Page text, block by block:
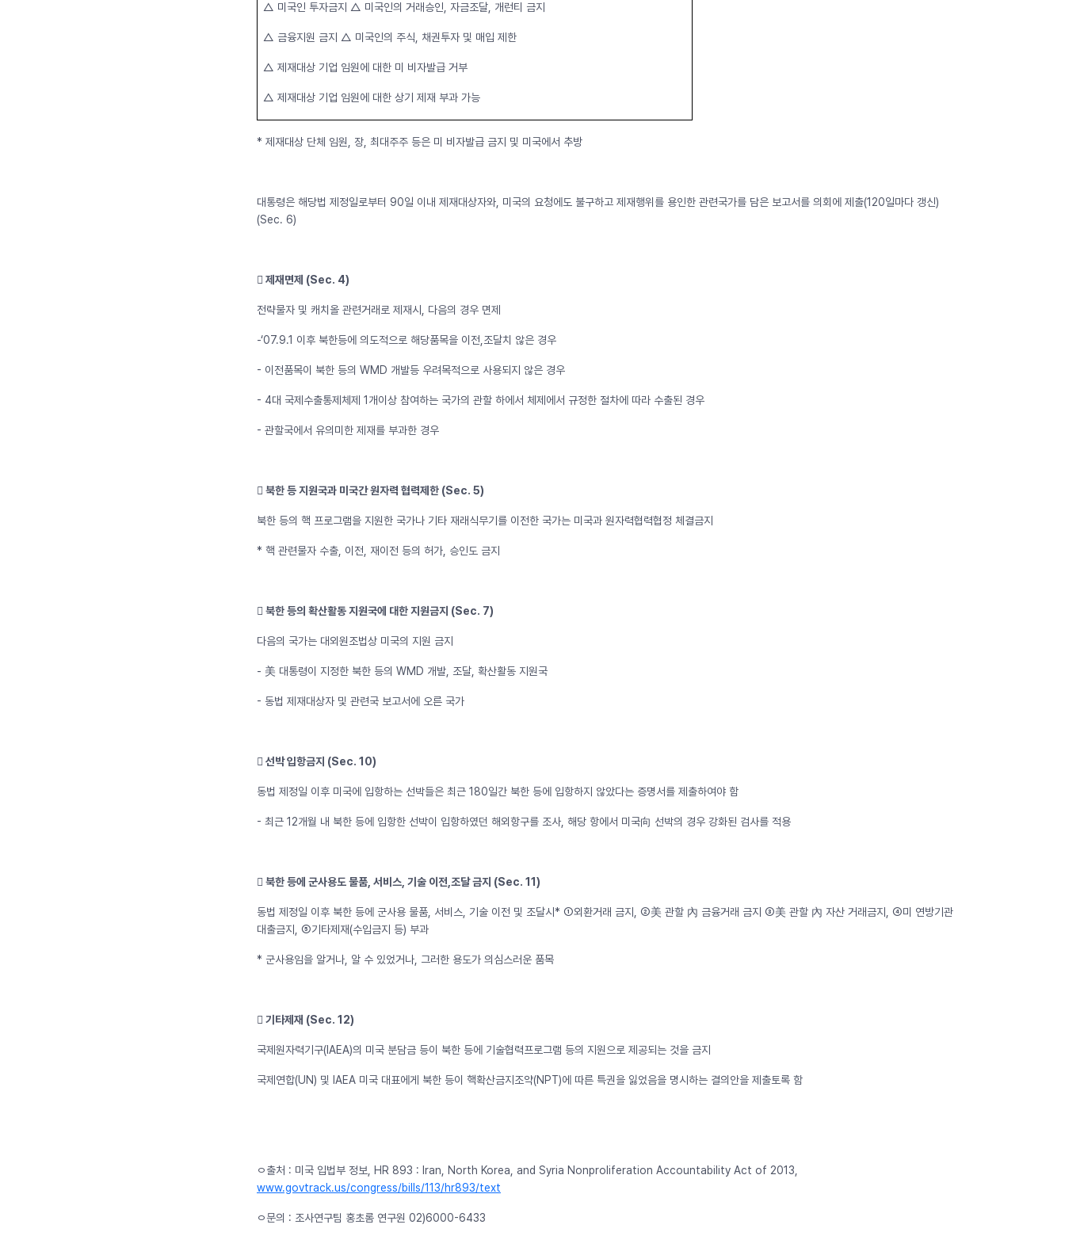
△ 미국인 투자금지 △ 미국인의 거래승인, 자금조달, 개런티 금지
△ 금융지원 금지 △ 미국인의 주식, 채권투자 및 매입 제한
△ 제재대상 기업 임원에 대한 미 비자발급 거부
△ 제재대상 기업 임원에 대한 상기 제재 부과 가능
* 제재대상 단체 임원, 장, 최대주주 등은 미 비자발급 금지 및 미국에서 추방
대통령은 해당법 제정일로부터 90일 이내 제재대상자와, 미국의 요청에도 불구하고 제재행위를 용인한 관련국가를 담은 보고서를 의회에 제출(120일마다 갱신)
(Sec. 6)
󰊴 제재면제 (Sec. 4)
전략물자 및 캐치올 관련거래로 제재시, 다음의 경우 면제
-‘07.9.1 이후 북한등에 의도적으로 해당품목을 이전,조달치 않은 경우
- 이전품목이 북한 등의 WMD 개발등 우려목적으로 사용되지 않은 경우
- 4대 국제수출통제체제 1개이상 참여하는 국가의 관할 하에서 체제에서 규정한 절차에 따라 수출된 경우
- 관할국에서 유의미한 제재를 부과한 경우
󰊵 북한 등 지원국과 미국간 원자력 협력제한 (Sec. 5)
북한 등의 핵 프로그램을 지원한 국가나 기타 재래식무기를 이전한 국가는 미국과 원자력협력협정 체결금지
* 핵 관련물자 수출, 이전, 재이전 등의 허가, 승인도 금지
󰊶 북한 등의 확산활동 지원국에 대한 지원금지 (Sec. 7)
다음의 국가는 대외원조법상 미국의 지원 금지
- 美 대통령이 지정한 북한 등의 WMD 개발, 조달, 확산활동 지원국
- 동법 제재대상자 및 관련국 보고서에 오른 국가
󰊷 선박 입항금지 (Sec. 10)
동법 제정일 이후 미국에 입항하는 선박들은 최근 180일간 북한 등에 입항하지 않았다는 증명서를 제출하여야 함
- 최근 12개월 내 북한 등에 입항한 선박이 입항하였던 해외항구를 조사, 해당 항에서 미국向 선박의 경우 강화된 검사를 적용
󰊸 북한 등에 군사용도 물품, 서비스, 기술 이전,조달 금지 (Sec. 11)
동법 제정일 이후 북한 등에 군사용 물품, 서비스, 기술 이전 및 조달시* ➀외환거래 금지, ➁美 관할 內 금융거래 금지 ➂美 관할 內 자산 거래금지, ➃미 연방기관
대출금지, ➄기타제재(수입금지 등) 부과
* 군사용임을 알거나, 알 수 있었거나, 그러한 용도가 의심스러운 품목
󰊹 기타제재 (Sec. 12)
국제원자력기구(IAEA)의 미국 분담금 등이 북한 등에 기술협력프로그램 등의 지원으로 제공되는 것을 금지
국제연합(UN) 및 IAEA 미국 대표에게 북한 등이 핵확산금지조약(NPT)에 따른 특권을 잃었음을 명시하는 결의안을 제출토록 함
ㅇ출처 : 미국 입법부 정보, HR 893 : Iran, North Korea, and Syria Nonproliferation Accountability Act of 2013,
www.govtrack.us/congress/bills/113/hr893/text
ㅇ문의 : 조사연구팀 홍초롬 연구원 02)6000-6433